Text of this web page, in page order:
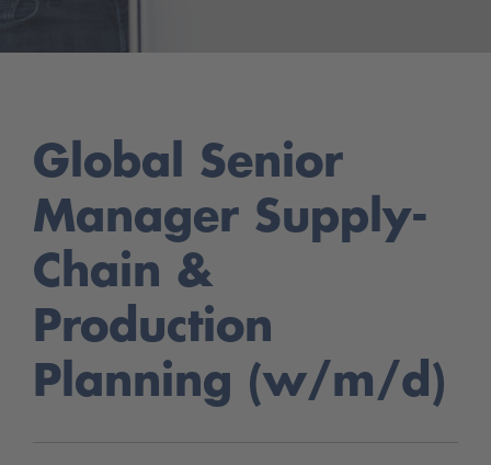
Global Senior
Manager Supply-
Chain &
Production
Planning (w/m/d)